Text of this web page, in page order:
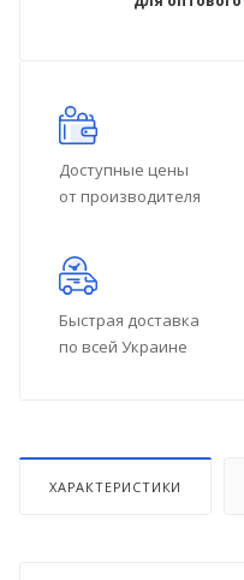
Доступные цены
от производителя
Быстрая доставка
по всей Украине
ХАРАКТЕРИСТИКИ